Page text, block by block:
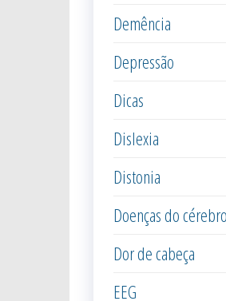
Demência
Depressão
Dicas
Dislexia
Distonia
Doenças do cérebro
Dor de cabeça
EEG